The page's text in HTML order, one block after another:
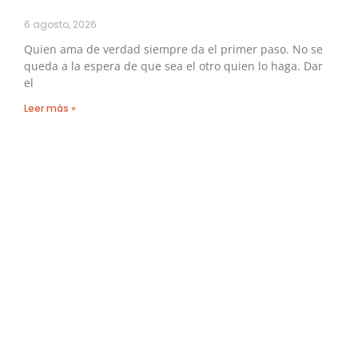
6 agosto, 2026
Quien ama de verdad siempre da el primer paso. No se
queda a la espera de que sea el otro quien lo haga. Dar
el
Leer más »